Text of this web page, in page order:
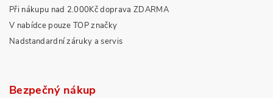
Při nákupu nad 2.000Kč doprava ZDARMA
V nabídce pouze TOP značky
Nadstandardní záruky a servis
Bezpečný nákup